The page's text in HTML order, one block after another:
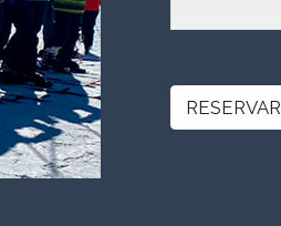
RESERVAR